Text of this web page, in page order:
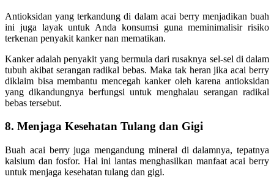
Antioksidan yang terkandung di dalam acai berry menjadikan buah
ini juga layak untuk Anda konsumsi guna meminimalisir risiko
terkenan penyakit kanker nan mematikan.
Kanker adalah penyakit yang bermula dari rusaknya sel-sel di dalam
tubuh akibat serangan radikal bebas. Maka tak heran jika acai berry
diklaim bisa membantu mencegah kanker oleh karena antioksidan
yang dikandungnya berfungsi untuk menghalau serangan radikal
bebas tersebut.
8. Menjaga Kesehatan Tulang dan Gigi
Buah acai berry juga mengandung mineral di dalamnya, tepatnya
kalsium dan fosfor. Hal ini lantas menghasilkan manfaat acai berry
untuk menjaga kesehatan tulang dan gigi.